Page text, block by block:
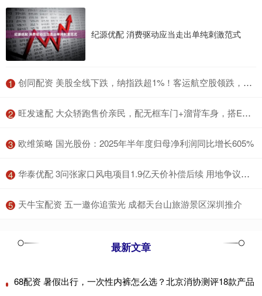
纪源优配 消费驱动应当走出单纯刺激范式
1 ​创同配资 美股全线下跌，纳指跌超1%！客运航空股领跌，国际油价大涨
2 ​旺发速配 大众轿跑售价亲民，配无框车门+溜背车身，搭EA888 20高功率引擎
3 ​欧维策略 国光股份：2025年半年度归母净利润同比增长605%
4 ​华泰优配 3问张家口风电项目1.9亿天价补偿后续 用地争议待解
5 ​天牛宝配资 五一邀你追萤光 成都天台山旅游景区深圳推介
最新文章
68配资 暑假出行，一次性内裤怎么选？北京消协测评18款产品